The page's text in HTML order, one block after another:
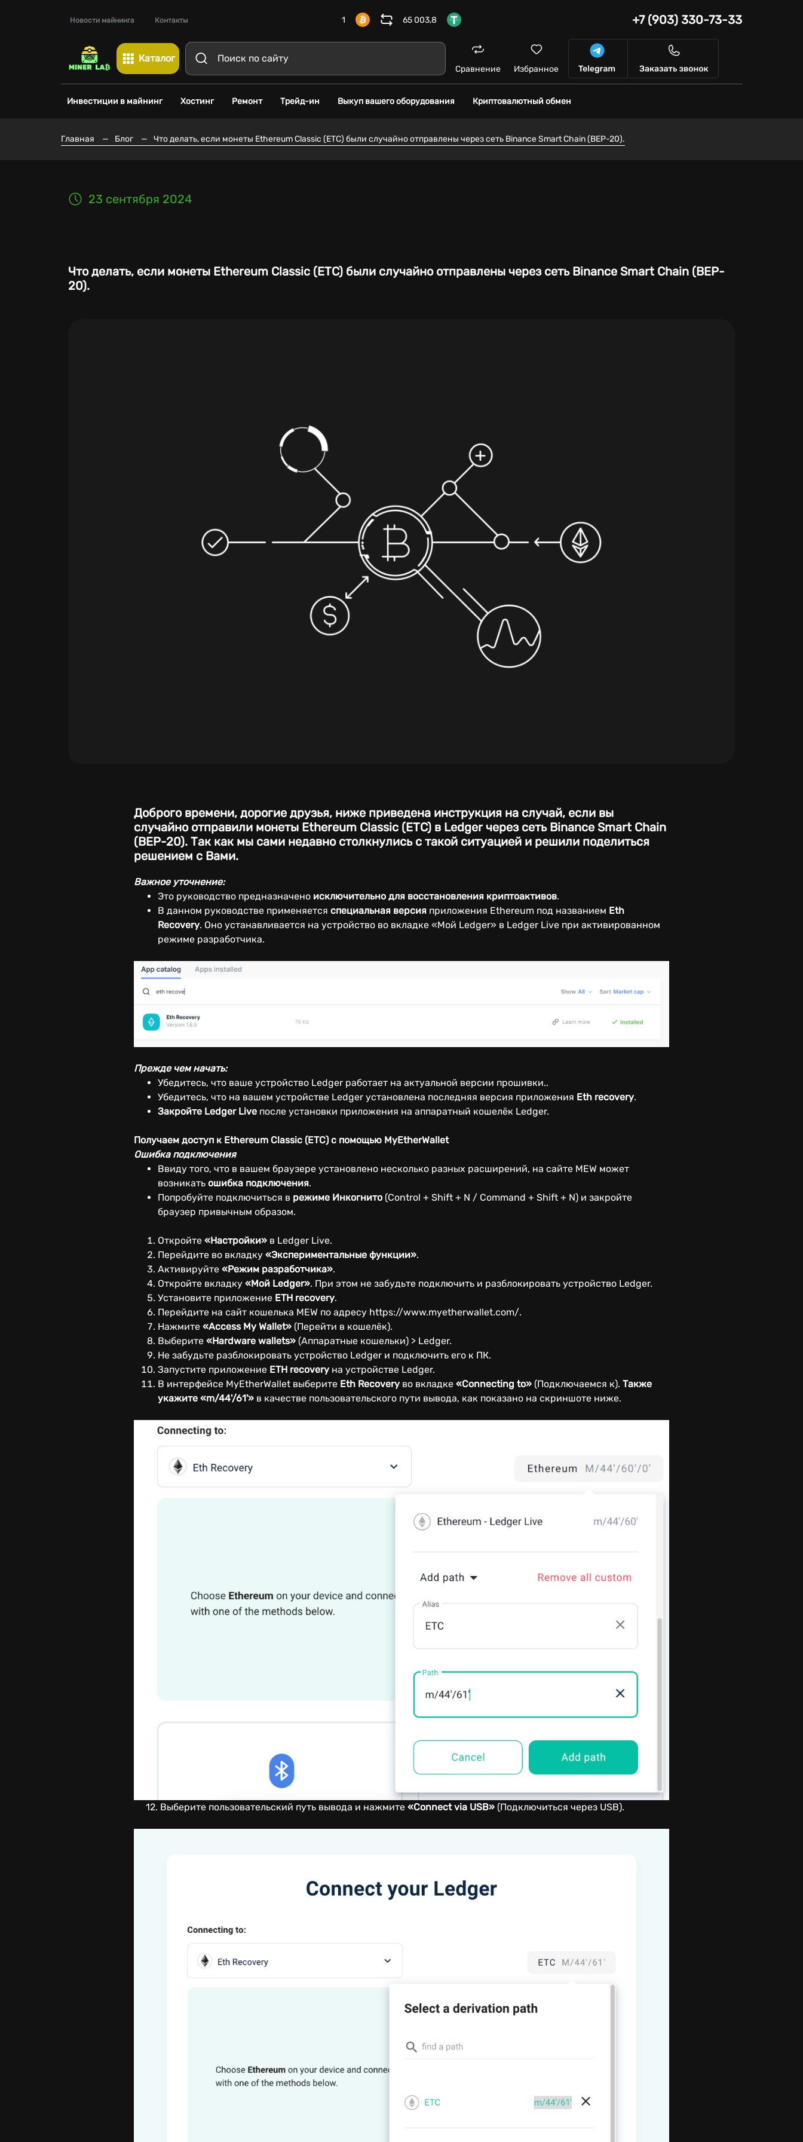
Новости майнинга Контакты 1 65 003,8 +7 (903) 330-73-33
Каталог
Сравнение Избранное
Инвестиции в майнинг Хостинг Ремонт Трейд-ин Выкуп вашего оборудования Криптовалютный обмен
Главная — Блог — Что делать, если монеты Ethereum Classic (ETC) были случайно отправлены через сеть Binance Smart Chain (BEP-20).
23 сентября 2024
Что делать, если монеты Ethereum Classic (ETC) были случайно отправлены через сеть Binance Smart Chain (BEP-
20).
Доброго времени, дорогие друзья, ниже приведена инструкция на случай, если вы
случайно отправили монеты Ethereum Classic (ETC) в Ledger через сеть Binance Smart Chain
(BEP-20). Так как мы сами недавно столкнулись с такой ситуацией и решили поделиться
решением с Вами.
Важное уточнение:
Это руководство предназначено исключительно для восстановления криптоактивов.
В данном руководстве применяется специальная версия приложения Ethereum под названием Eth
Recovery. Оно устанавливается на устройство во вкладке «Мой Ledger» в Ledger Live при активированном
режиме разработчика.
Прежде чем начать:
Убедитесь, что ваше устройство Ledger работает на актуальной версии прошивки..
Убедитесь, что на вашем устройстве Ledger установлена последняя версия приложения Eth recovery.
Закройте Ledger Live после установки приложения на аппаратный кошелёк Ledger.
Получаем доступ к Ethereum Classic (ETC) с помощью MyEtherWallet
Ошибка подключения
Ввиду того, что в вашем браузере установлено несколько разных расширений, на сайте MEW может
возникать ошибка подключения.
Попробуйте подключиться в режиме Инкогнито (Control + Shift + N / Command + Shift + N) и закройте
браузер привычным образом.
Откройте «Настройки» в Ledger Live.
Перейдите во вкладку «Экспериментальные функции».
Активируйте «Режим разработчика».
Откройте вкладку «Мой Ledger». При этом не забудьте подключить и разблокировать устройство Ledger.
Установите приложение ETH recovery.
Перейдите на сайт кошелька MEW по адресу https://www.myetherwallet.com/.
Нажмите «Access My Wallet» (Перейти в кошелёк).
Выберите «Hardware wallets» (Аппаратные кошельки) > Ledger.
Не забудьте разблокировать устройство Ledger и подключить его к ПК.
Запустите приложение ETH recovery на устройстве Ledger.
В интерфейсе MyEtherWallet выберите Eth Recovery во вкладке «Connecting to» (Подключаемся к). Также
укажите «m/44'/61'» в качестве пользовательского пути вывода, как показано на скриншоте ниже.
12. Выберите пользовательский путь вывода и нажмите «Connect via USB» (Подключиться через USB).